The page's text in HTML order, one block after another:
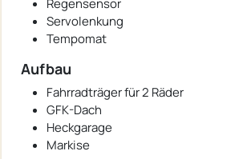
Servolenkung
Tempomat
Aufbau
Fahrradträger für 2 Räder
GFK-Dach
Heckgarage
Markise